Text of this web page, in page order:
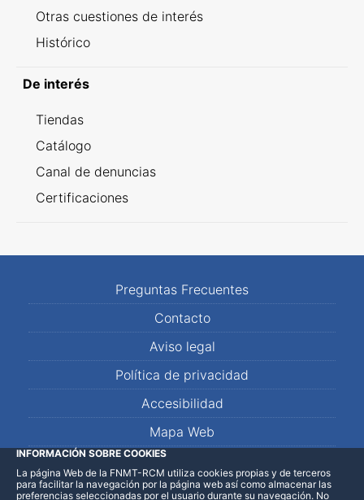
Otras cuestiones de interés
Histórico
De interés
Tiendas
Catálogo
Canal de denuncias
Certificaciones
Preguntas Frecuentes
Contacto
Aviso legal
Política de privacidad
Accesibilidad
Mapa Web
LinkedInFacebookWhatsApp
INFORMACIÓN SOBRE COOKIES
La página Web de la FNMT-RCM utiliza cookies propias y de terceros
para facilitar la navegación por la página web así como almacenar las
preferencias seleccionadas por el usuario durante su navegación. No